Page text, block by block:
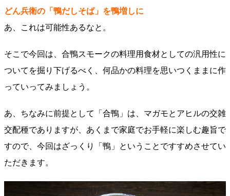
どん兵衛の「鴨だしそば」を鴨増しに
あ、これは可能性あるなと。
そこで今回は、合鴨スモークの料理用食材としての汎用性に
ついてを掘り下げるべく、何品かの料理を思いつくままに作
っていってみましょう。
あ、ちなみに前提として「合鴨」は、マガモとアヒルの交雑
交配種でありますが、あくまで家庭でお手軽に楽しむ趣旨で
すので、今回はざっくり「鴨」ということですすめさせてい
ただきます。